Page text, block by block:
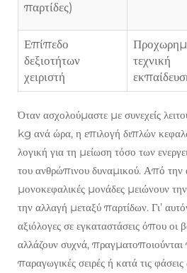
παρτίδες)
Επίπεδο
δεξιοτήτων
χειριστή
τεχνική
Όταν ασχολούμαστε με συνεχείς
kg ανά ώρα, η επιλογή διπλών
λογική για τη μείωση τόσο των
του ανθρώπινου δυναμικού. Από την
μονοκεφαλικές μονάδες μειώνουν
την αλλαγή μεταξύ παρτίδων. Γι’
αξιόλογες σε εγκαταστάσεις όπου οι
αλλάζουν συχνά, πραγματοποιούνται
παραγωγικές σειρές ή κατά τις